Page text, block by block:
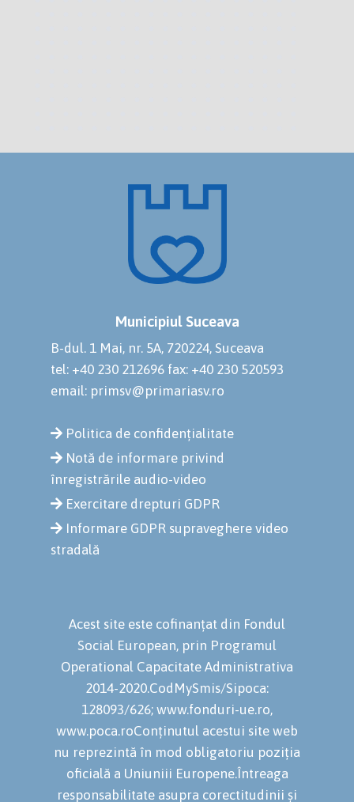
Municipiul Suceava
B-dul. 1 Mai, nr. 5A, 720224, Suceava
tel: +40 230 212696 fax: +40 230 520593
email: primsv@primariasv.ro
Politica de confidențialitate
Notă de informare privind
înregistrările audio-video
Exercitare drepturi GDPR
Informare GDPR supraveghere video
stradală
Acest site este cofinanțat din Fondul
Social European, prin Programul
Operational Capacitate Administrativa
2014-2020.CodMySmis/Sipoca:
128093/626; www.fonduri-ue.ro,
www.poca.roConținutul acestui site web
nu reprezintă în mod obligatoriu poziția
oficială a Uniuniii Europene.Întreaga
responsabilitate asupra corectitudinii și